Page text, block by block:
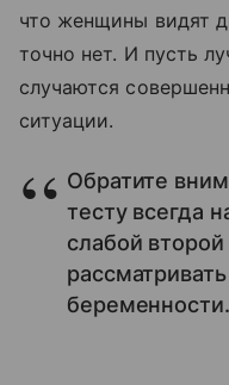
что женщины видят
точно нет. И пусть
случаются
ситуации.
Обратите
тесту всегда
слабой
беременности.